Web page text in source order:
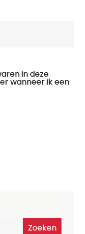
in deze
wanneer ik een
Zoeken